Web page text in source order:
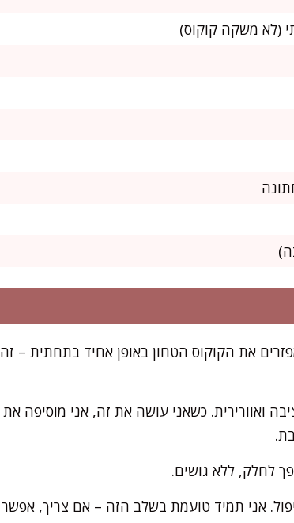
30 ס"מ בנייר אפייה. מפזרים את הקוקוס הטחון באופן אחיד בתחתית – זה
ואוורירית. כשאני עושה את זה, אני מוסיפה את
לחלק, ללא גושים.
אני תמיד טועמת בשלב הזה – אם צריך, אפשר